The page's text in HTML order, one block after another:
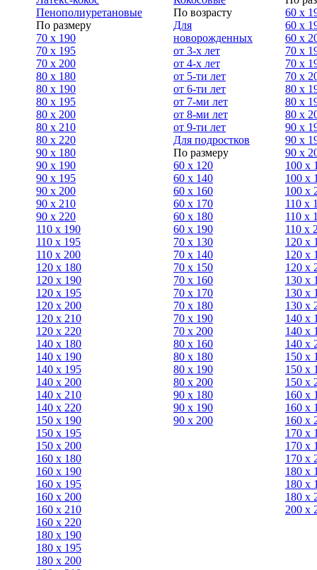
Пенополиуретановые
По размеру
70 х 190
70 х 195
70 х 200
80 х 180
80 х 190
80 х 195
80 х 200
80 x 210
80 x 220
90 x 180
90 х 190
90 х 195
90 х 200
90 x 210
90 x 220
110 x 190
110 x 195
110 x 200
120 x 180
120 х 190
120 х 195
120 х 200
120 x 210
120 x 220
140 x 180
140 х 190
140 х 195
140 х 200
140 x 210
140 x 220
150 х 190
150 х 195
150 х 200
160 x 180
160 х 190
160 х 195
160 х 200
160 x 210
160 x 220
180 х 190
180 х 195
180 х 200
По возрасту
Для
новорожденных
от 3-х лет
от 4-х лет
от 5-ти лет
от 6-ти лет
от 7-ми лет
от 8-ми лет
от 9-ти лет
Для подростков
По размеру
60 х 120
60 х 140
60 х 160
60 х 170
60 х 180
60 х 190
70 х 130
70 х 140
70 х 150
70 х 160
70 х 170
70 х 180
70 х 190
70 х 200
80 х 160
80 х 180
80 x 190
80 x 200
90 х 180
90 x 190
90 x 200
60 х
60 х
60 х
70 x
70 х
70 x
80 x
80 x
80 x
90 x
90 x
90 x
100 x
100 х
100 x
110 x
110 х
110 х
120 х
120 х
120 х
130 х
130 х
130 х
140 х
140 х
140 х
150 х
150 х
150 х
160 х
160 х
160 х
170 х
170 х
170 х
180 х
180 х
180 х
200 x